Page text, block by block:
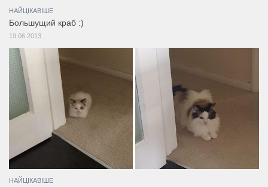
НАЙЦІКАВІШЕ
Большущий краб :)
19.06.2013
НАЙЦІКАВІШЕ